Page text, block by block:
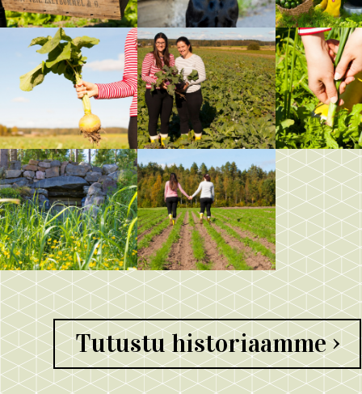
Tutustu historiaamme ›